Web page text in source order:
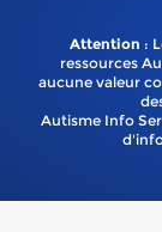
Attention :
ressources
aucune valeur
Autisme Info